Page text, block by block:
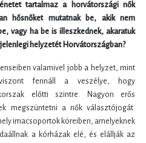
tartalmaz a horvátországi nők
hősnőket mutatnak be, akik nem
vagy ha be is illeszkednek, akaratuk
helyzetét Horvátországban?
valamivel jobb a helyzet, mint
fennáll a veszélye, hogy
előtti szintre. Nagyon erős
megszüntetni a nők választójogát.
imacsoportok köreiben, amelyeknek
a kórházak elé, és elállják az